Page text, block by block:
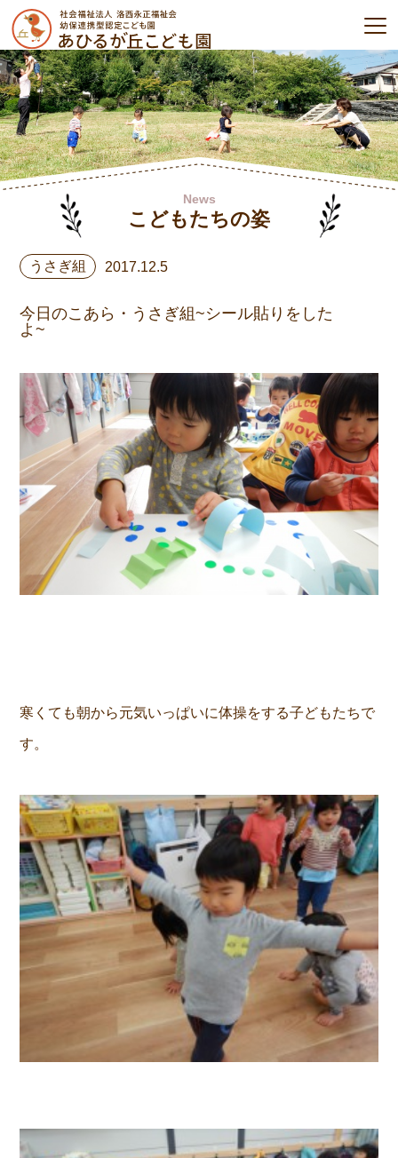
News
こどもたちの姿
うさぎ組 2017.12.5
今日のこあら・うさぎ組~シール貼りをした
よ~
寒くても朝から元気いっぱいに体操をする子どもたちで
す。